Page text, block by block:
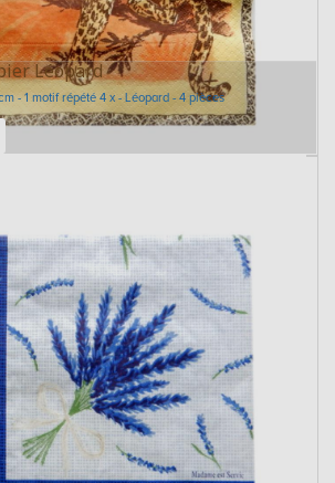
Léopard
- 1 motif répété 4 x - Léopard - 4 pièces